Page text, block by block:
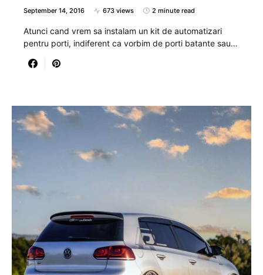
September 14, 2016 673 views 2 minute read
Atunci cand vrem sa instalam un kit de automatizari
pentru porti, indiferent ca vorbim de porti batante sau…